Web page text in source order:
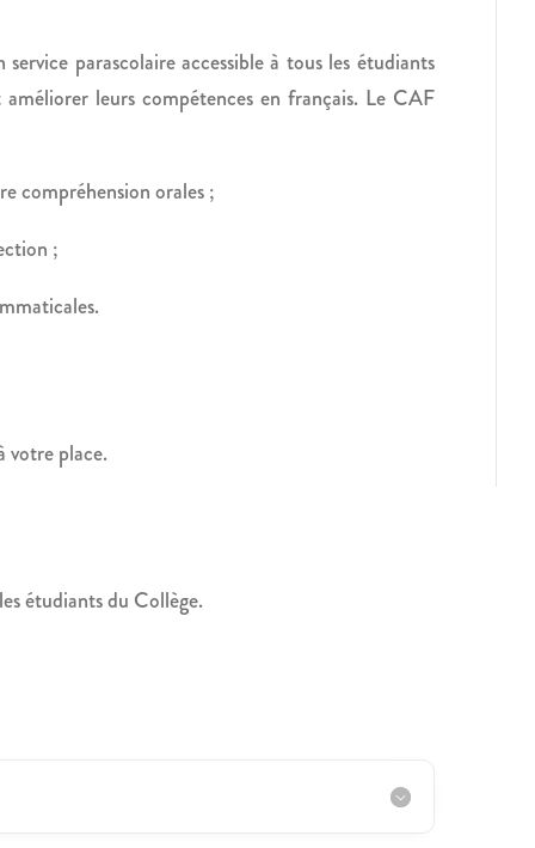
parascolaire accessible à tous les étudiants
leurs compétences en français. Le CAF
compréhension orales ;
;
votre place.
étudiants du Collège.